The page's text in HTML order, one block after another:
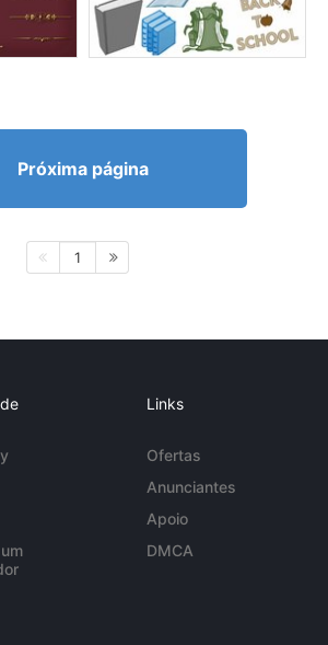
Próxima página
1
Links
Ofertas
Anunciantes
Apoio
DMCA